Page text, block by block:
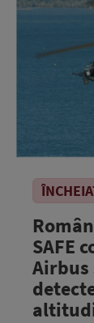
SAFE
Airbus